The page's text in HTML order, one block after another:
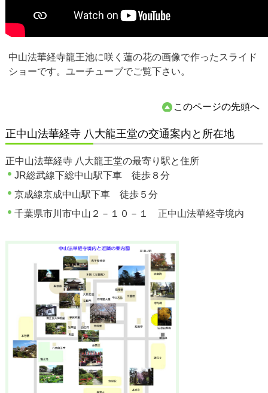
中山法華経寺龍王池に咲く蓮の花の画像で作ったスライド
ショーです。ユーチューブでご覧下さい。
このページの先頭へ
正中山法華経寺 八大龍王堂の交通案内と所在地
正中山法華経寺 八大龍王堂の最寄り駅と住所
JR総武線下総中山駅下車 徒歩８分
京成線京成中山駅下車 徒歩５分
千葉県市川市中山２－１０－１ 正中山法華経寺境内